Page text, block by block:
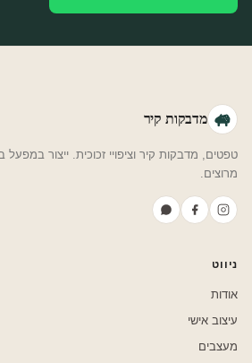
מדבקות קיר
מרוצים.
ניווט
אודות
עיצוב אישי
מעצבים